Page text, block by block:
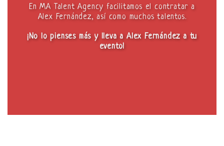
En MA Talent Agency facilitamos el contratar a
Alex Fernández, así como muchos talentos.
¡No lo pienses más y lleva a Alex Fernández a tu
evento!